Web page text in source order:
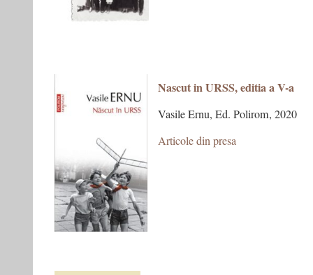
Nascut in URSS, editia a V-a
Vasile Ernu, Ed. Polirom, 2020
Articole din presa